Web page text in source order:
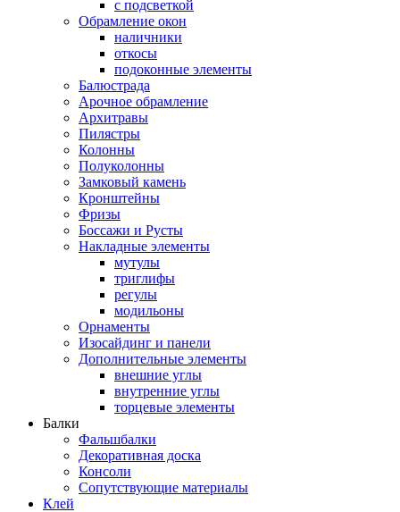
с подсветкой
Обрамление окон
наличники
откосы
подоконные элементы
Балюстрада
Арочное обрамление
Архитравы
Пилястры
Колонны
Полуколонны
Замковый камень
Кронштейны
Фризы
Боссажи и Русты
Накладные элементы
мутулы
триглифы
регулы
модильоны
Орнаменты
Изосайдинг и панели
Дополнительные элементы
внешние углы
внутренние углы
торцевые элементы
Балки
Фальшбалки
Декоративная доска
Консоли
Сопутствующие материалы
Клей